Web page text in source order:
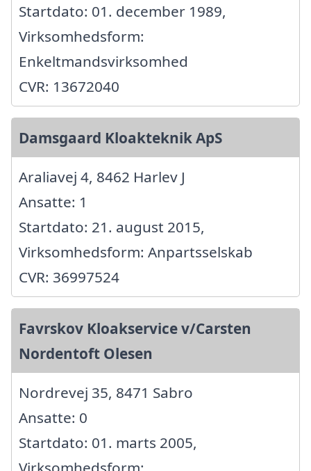
Startdato: 01. december 1989,
Virksomhedsform:
Enkeltmandsvirksomhed
CVR: 13672040
Damsgaard Kloakteknik ApS
Araliavej 4, 8462 Harlev J
Ansatte: 1
Startdato: 21. august 2015,
Virksomhedsform: Anpartsselskab
CVR: 36997524
Favrskov Kloakservice v/Carsten
Nordentoft Olesen
Nordrevej 35, 8471 Sabro
Ansatte: 0
Startdato: 01. marts 2005,